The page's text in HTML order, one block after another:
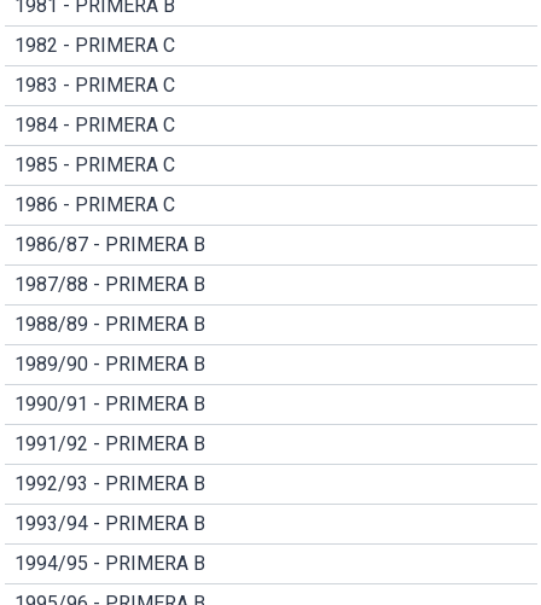
1981 - PRIMERA B
1982 - PRIMERA C
1983 - PRIMERA C
1984 - PRIMERA C
1985 - PRIMERA C
1986 - PRIMERA C
1986/87 - PRIMERA B
1987/88 - PRIMERA B
1988/89 - PRIMERA B
1989/90 - PRIMERA B
1990/91 - PRIMERA B
1991/92 - PRIMERA B
1992/93 - PRIMERA B
1993/94 - PRIMERA B
1994/95 - PRIMERA B